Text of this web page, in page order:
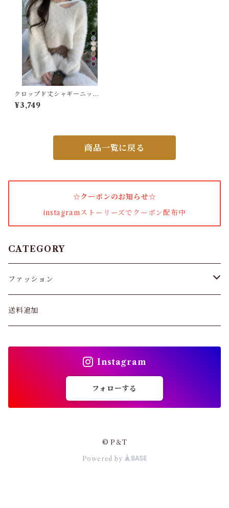
カーディガン
パンプス・サンダル
ワンピース・セットアップ
女性下着・靴下
着圧ソックス
ショーツ
ガードル・ウエストニッパー
クロップド丈シャギーニット
Vネック長袖
¥3,749
商品一覧に戻る
☆クーポンのお知らせ☆
instagramストーリーズでクーポン配布中
CATEGORY
ファッション
パンツ&スカート
送料追加
Instagram
フォローする
© P＆T
Powered by